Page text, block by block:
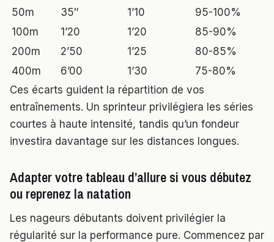
50m
35″ 1’10
95-100%
100m
1’20 1’20
85-90%
200m
2’50 1’25
80-85%
400m
6’00 1’30
75-80%
Ces écarts guident la répartition de vos
entraînements. Un sprinteur privilégiera les séries
courtes à haute intensité, tandis qu’un fondeur
investira davantage sur les distances longues.
Adapter votre tableau d’allure si vous débutez
ou reprenez la natation
Les nageurs débutants doivent privilégier la
régularité sur la performance pure. Commencez par